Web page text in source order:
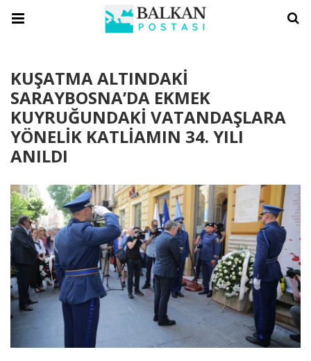
KUŞATMA ALTINDAKİ
SARAYBOSNA’DA EKMEK
KUYRUĞUNDAKİ VATANDAŞLARA
YÖNELİK KATLİAMIN 34. YILI
ANILDI